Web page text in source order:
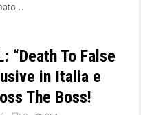
“Death To False
in Italia e
The Boss!